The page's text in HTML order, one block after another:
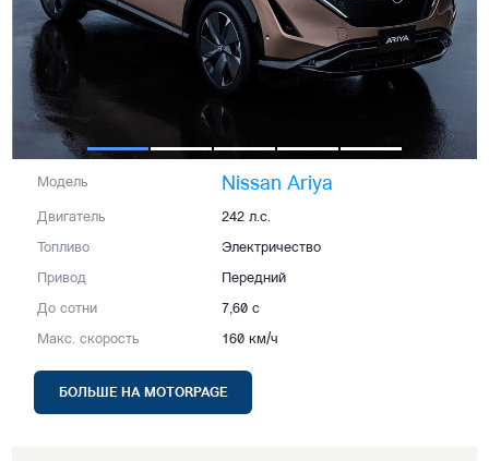
Модель Nissan Ariya
Двигатель 242 л.с.
Топливо Электричество
Привод Передний
До сотни 7,60 с
Макс. скорость 160 км/ч
БОЛЬШЕ НА MOTORPAGE